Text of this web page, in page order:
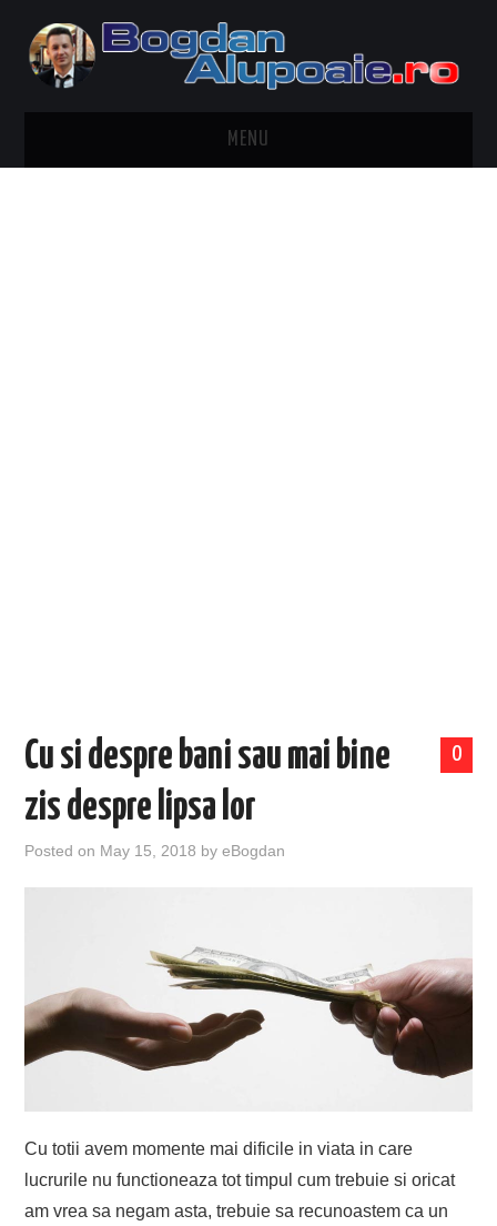
MENU
0
Cu si despre bani sau mai bine
zis despre lipsa lor
Posted on May 15, 2018 byeBogdan
Cu totii avem momente mai dificile in viata in care
lucrurile nu functioneaza tot timpul cum trebuie si oricat
am vrea sa negam asta, trebuie sa recunoastem ca un